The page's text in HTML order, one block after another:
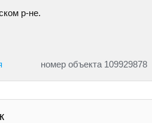
р-не.
номер объекта 109929878